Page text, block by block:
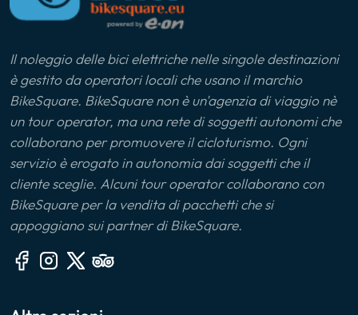
Il noleggio delle bici elettriche nelle singole destinazioni
è gestito da operatori locali che usano il marchio
BikeSquare. BikeSquare non è un'agenzia di viaggio nè
un tour operator, ma una rete di soggetti autonomi che
collaborano per promuovere il cicloturismo. Ogni
servizio è erogato in autonomia dai soggetti che il
cliente sceglie. Alcuni tour operator collaborano con
BikeSquare per la vendita di pacchetti che si
appoggiano sui partner di BikeSquare.